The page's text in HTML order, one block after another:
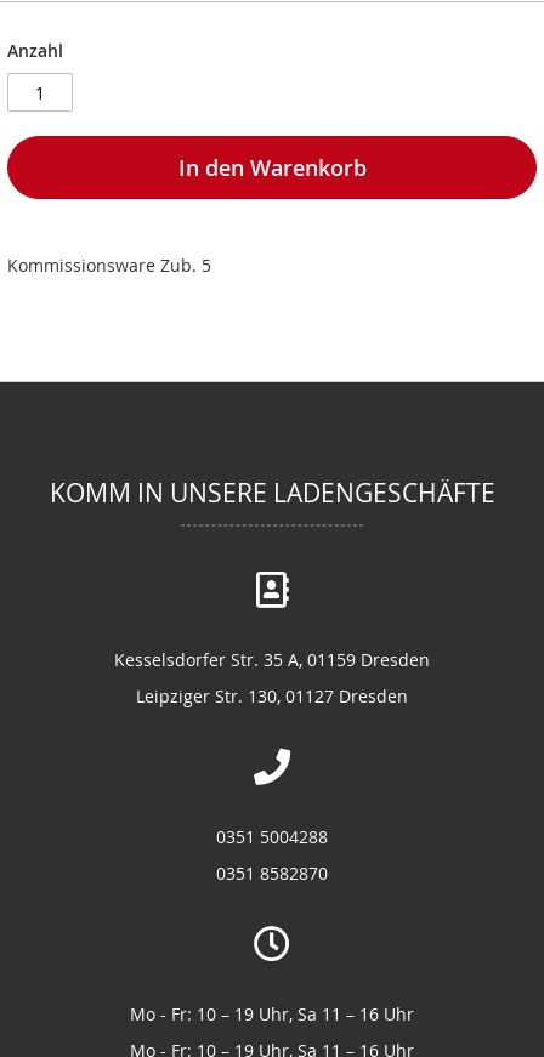
Anzahl
In den Warenkorb
Kommissionsware Zub. 5
KOMM IN UNSERE LADENGESCHÄFTE
Kesselsdorfer Str. 35 A, 01159 Dresden
Leipziger Str. 130, 01127 Dresden
0351 5004288
0351 8582870
Mo - Fr: 10 – 19 Uhr, Sa 11 – 16 Uhr
Mo - Fr: 10 – 19 Uhr, Sa 11 – 16 Uhr